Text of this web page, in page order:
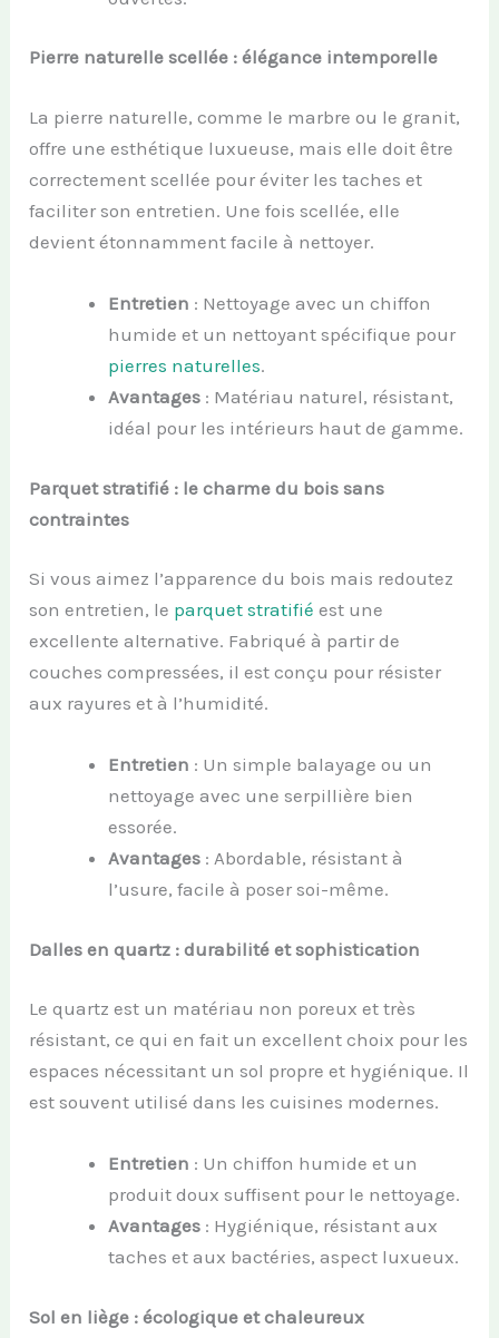
Pierre naturelle scellée : élégance intemporelle
La pierre naturelle, comme le marbre ou le granit,
offre une esthétique luxueuse, mais elle doit être
correctement scellée pour éviter les taches et
faciliter son entretien. Une fois scellée, elle
devient étonnamment facile à nettoyer.
Entretien : Nettoyage avec un chiffon
humide et un nettoyant spécifique pour
pierres naturelles.
Avantages : Matériau naturel, résistant,
idéal pour les intérieurs haut de gamme.
Parquet stratifié : le charme du bois sans
contraintes
Si vous aimez l’apparence du bois mais redoutez
son entretien, le parquet stratifié est une
excellente alternative. Fabriqué à partir de
couches compressées, il est conçu pour résister
aux rayures et à l’humidité.
Entretien : Un simple balayage ou un
nettoyage avec une serpillière bien
essorée.
Avantages : Abordable, résistant à
l’usure, facile à poser soi-même.
Dalles en quartz : durabilité et sophistication
Le quartz est un matériau non poreux et très
résistant, ce qui en fait un excellent choix pour les
espaces nécessitant un sol propre et hygiénique. Il
est souvent utilisé dans les cuisines modernes.
Entretien : Un chiffon humide et un
produit doux suffisent pour le nettoyage.
Avantages : Hygiénique, résistant aux
taches et aux bactéries, aspect luxueux.
Sol en liège : écologique et chaleureux